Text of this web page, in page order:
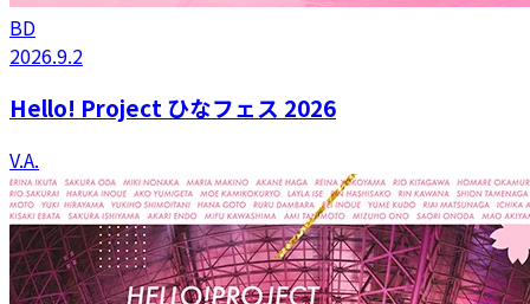
BD
2026.9.2
Hello! Project ひなフェス 2026
V.A.